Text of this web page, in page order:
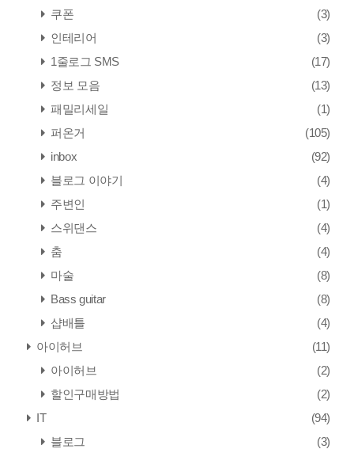
쿠폰
(3)
인테리어
(3)
1줄로그 SMS
(17)
정보 모음
(13)
패밀리세일
(1)
퍼온거
(105)
inbox
(92)
블로그 이야기
(4)
주변인
(1)
스위댄스
(4)
춤
(4)
마술
(8)
Bass guitar
(8)
샵배틀
(4)
아이허브
(11)
아이허브
(2)
할인구매방법
(2)
IT
(94)
블로그
(3)